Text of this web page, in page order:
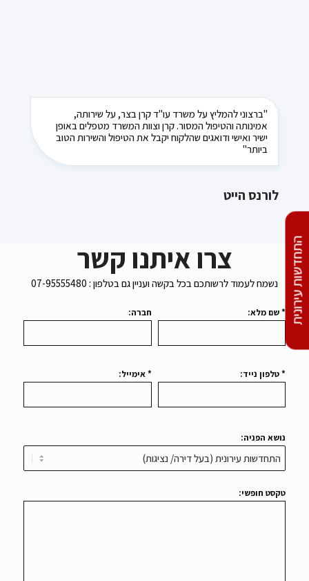
התחדשות עירונית
"ברצוני להמליץ על משרד עו"ד קרן בצר, על שירותה,
אמינותה והטיפול המסור. קרן וצוות המשרד מטפלים באופן
ישיר ואישי ודואגים שהלקוח יקבל את הטיפול והשירות הטוב
ביותר"
לורנס הייט
צרו איתנו קשר
נשמח לעמוד לרשותכם בכל בקשה ועניין גם בטלפון : 07-95555480
* שם מלא: חברה:
* טלפון נייד: * אימייל:
נושא הפניה:
טקסט חופשי: